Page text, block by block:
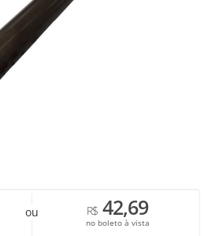
ou R$42,69
no boleto à vista